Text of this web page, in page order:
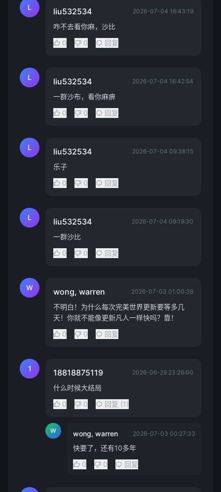
L liu532534 2026-07-04 16:43:19
咋不去看你麻，沙比
0
0 回复
L liu532534 2026-07-04 16:42:54
一群沙布，看你麻痹
0
0 回复
L liu532534 2026-07-04 09:38:15
乐子
0
0 回复
L liu532534 2026-07-04 09:19:30
一群沙比
0
0 回复
W wong, warren 2026-07-03 01:00:38
不明白！为什么每次完美世界更新要等多几
天！你就不能像更新凡人一样快吗？靠！
0
0 回复
1 18818875119 2026-06-29 23:26:00
什么时候大结局
0
0 回复 (1)
W wong, warren 2026-07-03 00:27:33
快要了，还有10多年
0
0 回复